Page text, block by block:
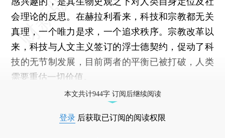
会理论的反思。在赫拉利看来，科技和宗教都无关
真理，一个唯力是求，一个追求秩序。宗教改革以
来，科技与人文主义签订的浮士德契约，促动了科
技的无节制发展，目前两者的平衡已被打破，人类
需要重估一切价值。
本文共计944字 订阅后继续阅读
登录 后获取已订阅的阅读权限